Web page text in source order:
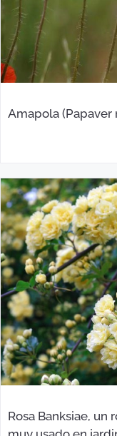
Amapola (Papaver
Rosa Banksiae, un